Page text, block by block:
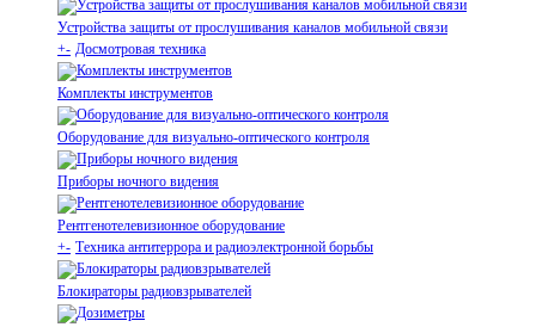
Устройства защиты от прослушивания каналов мобильной связи
+- Досмотровая техника
Комплекты инструментов
Оборудование для визуально-оптического контроля
Приборы ночного видения
Рентгенотелевизионное оборудование
+- Техника антитеррора и радиоэлектронной борьбы
Блокираторы радиовзрывателей